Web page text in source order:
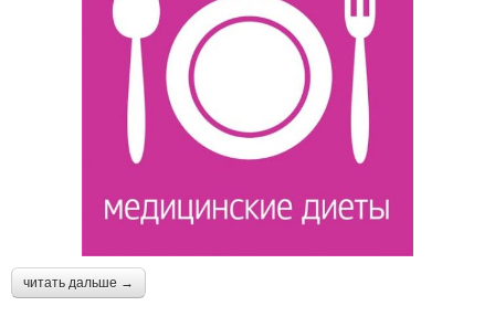
читать дальше →